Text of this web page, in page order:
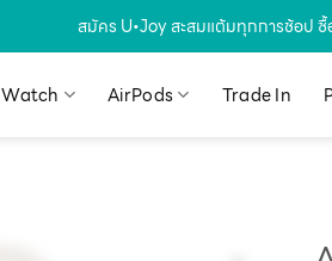
สมัคร U•Joy สะสมแต้มทุกการช้อป ซื้
Watch AirPods Trade In